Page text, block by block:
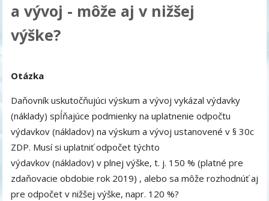
a vývoj - môže aj v nižšej
výške?
Otázka
Daňovník uskutočňujúci výskum a vývoj vykázal výdavky
(náklady) spĺňajúce podmienky na uplatnenie odpočtu
výdavkov (nákladov) na výskum a vývoj ustanovené v § 30c
ZDP. Musí si uplatniť odpočet týchto
výdavkov (nákladov) v plnej výške, t. j. 150 % (platné pre
zdaňovacie obdobie rok 2019) , alebo sa môže rozhodnúť aj
pre odpočet v nižšej výške, napr. 120 %?